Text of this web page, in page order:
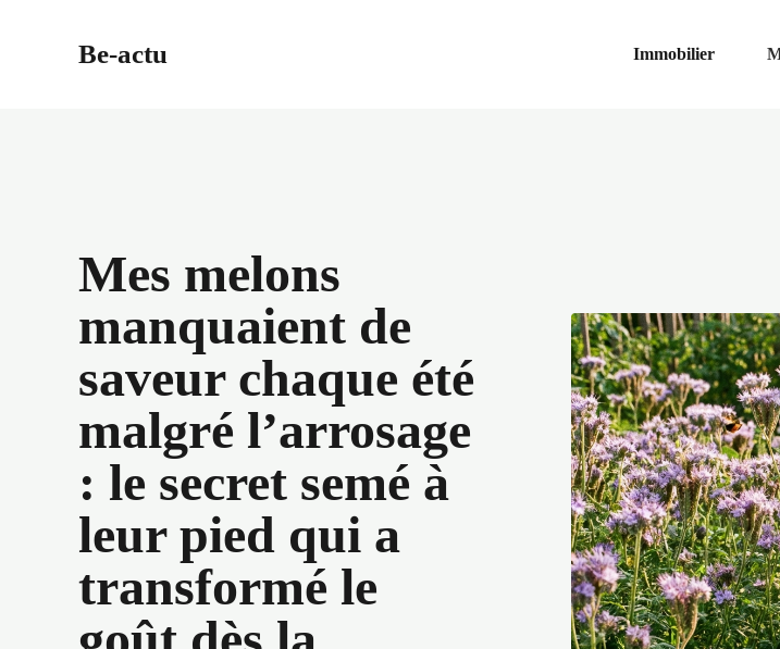
Be-actu Immobilier
Mes melons
manquaient de
saveur chaque été
malgré l’arrosage
: le secret semé à
leur pied qui a
transformé le